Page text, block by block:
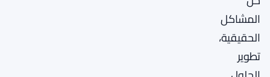
المشاكل
الحقيقية،
تطوير